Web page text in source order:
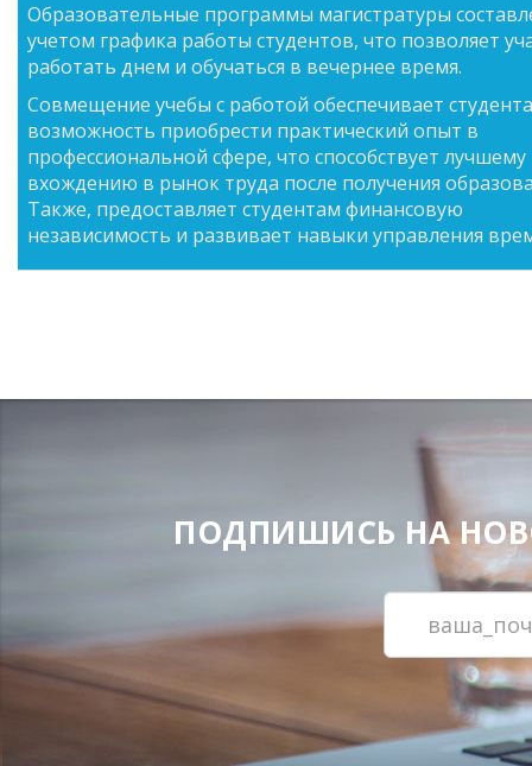
Образовательные программы магистратуры
учетом графика работы студентов, что позволяет
работать днем и обучаться в вечернее время.
Совмещение учебы с работой обеспечивает
возможность приобрести практический опыт в
профессиональной сфере, что способствует лучшему
вхождению в рынок труда после получения
Также, предоставляет студентам финансовую
независимость и развивает навыки управления
ПОДПИШИСЬ НА